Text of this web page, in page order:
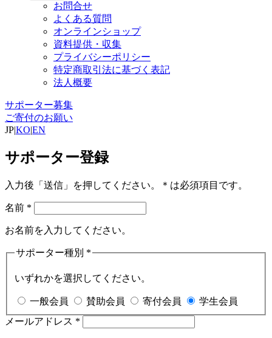
お問合せ
よくある質問
オンラインショップ
資料提供・収集
プライバシーポリシー
特定商取引法に基づく表記
法人概要
サポーター募集
ご寄付のお願い
JP|KO|EN
サポーター登録
入力後「送信」を押してください。＊は必須項目です。
名前 *
お名前を入力してください。
サポーター種別 *
いずれかを選択してください。
一般会員 賛助会員 寄付会員
学生会員
メールアドレス *